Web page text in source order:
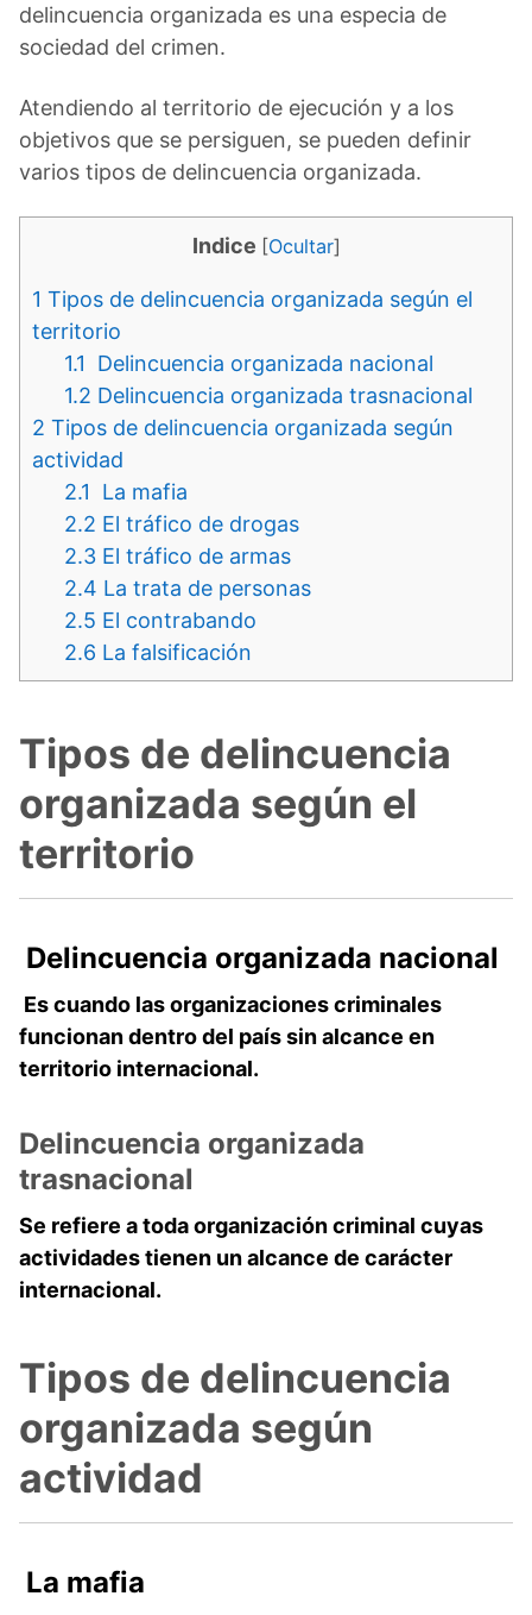
delincuencia organizada es una especia de
sociedad del crimen.
Atendiendo al territorio de ejecución y a los
objetivos que se persiguen, se pueden definir
varios tipos de delincuencia organizada.
Indice [Ocultar]
1 Tipos de delincuencia organizada según el
territorio
1.1 Delincuencia organizada nacional
1.2 Delincuencia organizada trasnacional
2 Tipos de delincuencia organizada según
actividad
2.1 La mafia
2.2 El tráfico de drogas
2.3 El tráfico de armas
2.4 La trata de personas
2.5 El contrabando
2.6 La falsificación
Tipos de delincuencia
organizada según el
territorio
Delincuencia organizada nacional
Es cuando las organizaciones criminales
funcionan dentro del país sin alcance en
territorio internacional.
Delincuencia organizada
trasnacional
Se refiere a toda organización criminal cuyas
actividades tienen un alcance de carácter
internacional.
Tipos de delincuencia
organizada según
actividad
La mafia